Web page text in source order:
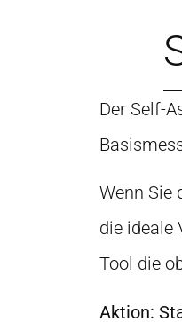
Der Self-
Wenn Sie
die ideale
Tool die
Aktion: